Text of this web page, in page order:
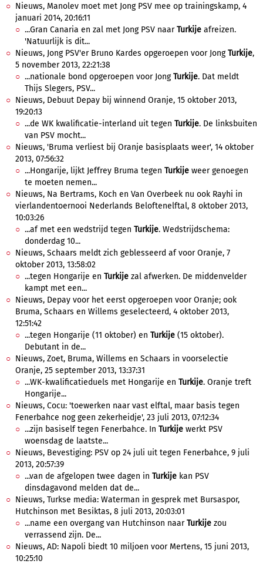
Nieuws, Manolev moet met Jong PSV mee op trainingskamp, 4
januari 2014, 20:16:11
...Gran Canaria en zal met Jong PSV naarTurkije afreizen.
'Natuurlijk is dit...
Nieuws, Jong PSV'er Bruno Kardes opgeroepen voor JongTurkije,
5 november 2013, 22:21:38
...nationale bond opgeroepen voor JongTurkije. Dat meldt
Thijs Slegers, PSV...
Nieuws, Debuut Depay bij winnend Oranje, 15 oktober 2013,
19:20:13
...de WK kwalificatie-interland uit tegen Turkije. De linksbuiten
van PSV mocht...
Nieuws, 'Bruma verliest bij Oranje basisplaats weer', 14 oktober
2013, 07:56:32
...Hongarije, lijkt Jeffrey Bruma tegen Turkije weer genoegen
te moeten nemen...
Nieuws, Na Bertrams, Koch en Van Overbeek nu ook Rayhi in
vierlandentoernooi Nederlands Beloftenelftal, 8 oktober 2013,
10:03:26
...af met een wedstrijd tegen Turkije. Wedstrijdschema:
donderdag 10...
Nieuws, Schaars meldt zich geblesseerd af voor Oranje, 7
oktober 2013, 13:58:02
...tegen Hongarije en Turkije zal afwerken. De middenvelder
kampt met een...
Nieuws, Depay voor het eerst opgeroepen voor Oranje; ook
Bruma, Schaars en Willems geselecteerd, 4 oktober 2013,
12:51:42
...tegen Hongarije (11 oktober) en Turkije (15 oktober).
Debutant in de...
Nieuws, Zoet, Bruma, Willems en Schaars in voorselectie
Oranje, 25 september 2013, 13:37:31
...WK-kwalificatieduels met Hongarije en Turkije. Oranje treft
Hongarije...
Nieuws, Cocu: 'toewerken naar vast elftal, maar basis tegen
Fenerbahce nog geen zekerheidje', 23 juli 2013, 07:12:34
...zijn basiself tegen Fenerbahce. In Turkije werkt PSV
woensdag de laatste...
Nieuws, Bevestiging: PSV op 24 juli uit tegen Fenerbahce, 9 juli
2013, 20:57:39
...van de afgelopen twee dagen in Turkije kan PSV
dinsdagavond melden dat de...
Nieuws, Turkse media: Waterman in gesprek met Bursaspor,
Hutchinson met Besiktas, 8 juli 2013, 20:03:01
...name een overgang van Hutchinson naarTurkije zou
verrassend zijn. De...
Nieuws, AD: Napoli biedt 10 miljoen voor Mertens, 15 juni 2013,
10:25:10